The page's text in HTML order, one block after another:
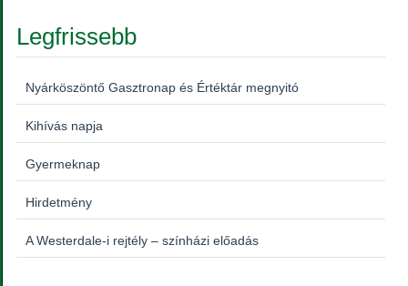
Legfrissebb
Nyárköszöntő Gasztronap és Értéktár megnyitó
Kihívás napja
Gyermeknap
Hirdetmény
A Westerdale-i rejtély – színházi előadás